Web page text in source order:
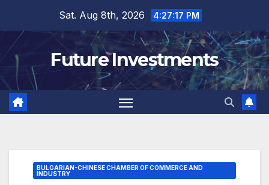
content
Sat. Aug 8th, 2026 4:27:17 PM
Future Investments
BULGARIAN-CHINESE CHAMBER OF COMMERCE AND
INDUSTRY